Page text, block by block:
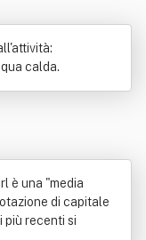
calda.
è una "media
di capitale
più recenti si